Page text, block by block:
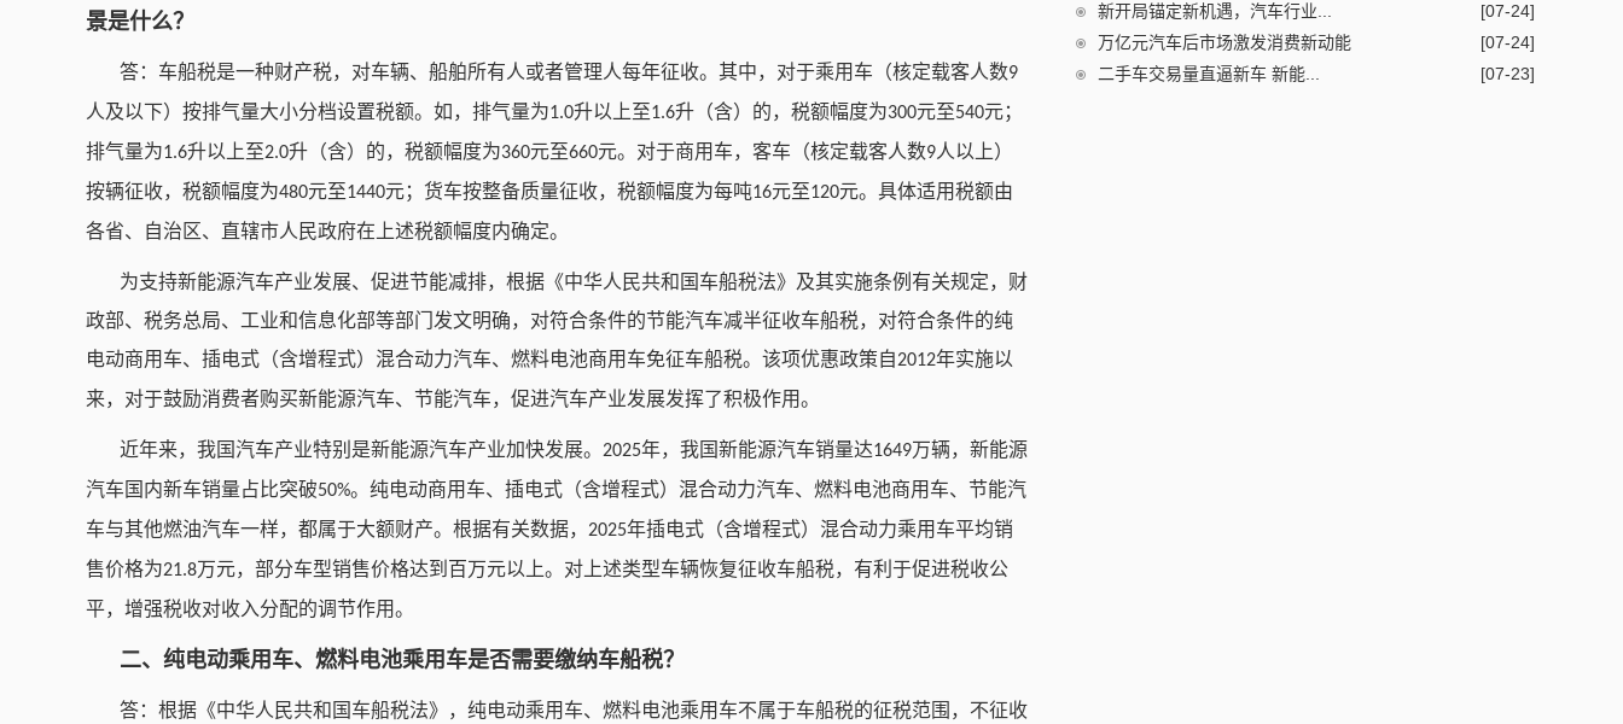
景是什么？
答：车船税是一种财产税，对车辆、船舶所有人或者管理人每年征收。其中，对于乘用车（核定载客人数9
人及以下）按排气量大小分档设置税额。如，排气量为1.0升以上至1.6升（含）的，税额幅度为300元至540元；
排气量为1.6升以上至2.0升（含）的，税额幅度为360元至660元。对于商用车，客车（核定载客人数9人以上）
按辆征收，税额幅度为480元至1440元；货车按整备质量征收，税额幅度为每吨16元至120元。具体适用税额由
各省、自治区、直辖市人民政府在上述税额幅度内确定。
为支持新能源汽车产业发展、促进节能减排，根据《中华人民共和国车船税法》及其实施条例有关规定，财
政部、税务总局、工业和信息化部等部门发文明确，对符合条件的节能汽车减半征收车船税，对符合条件的纯
电动商用车、插电式（含增程式）混合动力汽车、燃料电池商用车免征车船税。该项优惠政策自2012年实施以
来，对于鼓励消费者购买新能源汽车、节能汽车，促进汽车产业发展发挥了积极作用。
近年来，我国汽车产业特别是新能源汽车产业加快发展。 2025年，我国新能源汽车销量达1649万辆，新能源
汽车国内新车销量占比突破50%。纯电动商用车、插电式（含增程式）混合动力汽车、燃料电池商用车、节能汽
车与其他燃油汽车一样，都属于大额财产。根据有关数据， 2025年插电式（含增程式）混合动力乘用车平均销
售价格为21.8万元，部分车型销售价格达到百万元以上。对上述类型车辆恢复征收车船税，有利于促进税收公
平，增强税收对收入分配的调节作用。
二、纯电动乘用车、燃料电池乘用车是否需要缴纳车船税？
答：根据《中华人民共和国车船税法》，纯电动乘用车、燃料电池乘用车不属于车船税的征税范围，不征收
新开局锚定新机遇，汽车行业...
[07-24]
万亿元汽车后市场激发消费新动能
[07-24]
二手车交易量直逼新车 新能...
[07-23]